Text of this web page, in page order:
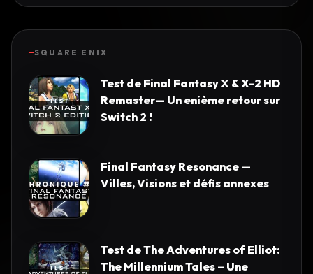
SQUARE ENIX
Test de Final Fantasy X & X-2 HD
Remaster— Un enième retour sur
Switch 2 !
Final Fantasy Resonance —
Villes, Visions et défis annexes
Test de The Adventures of Elliot:
The Millennium Tales – Une